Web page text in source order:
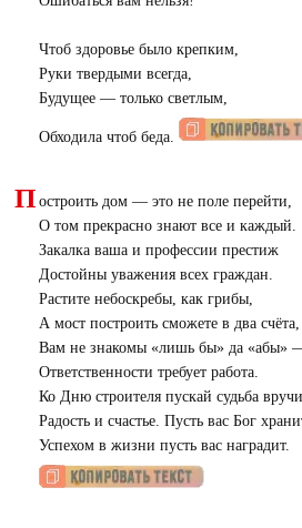
Чтоб здоровье было крепким,
Руки твердыми всегда,
Будущее — только светлым,
Обходила чтоб беда.
П остроить дом — это не поле перейти,
О том прекрасно знают все и каждый.
Закалка ваша и профессии престиж
Достойны уважения всех граждан.
Растите небоскребы, как грибы,
А мост построить сможете в два счёта,
Вам не знакомы «лишь бы» да «абы»
Ответственности требует работа.
Ко Дню строителя пускай судьба
Радость и счастье. Пусть вас Бог
Успехом в жизни пусть вас наградит.